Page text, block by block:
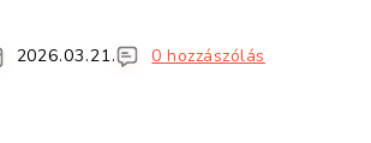
2026.03.21. 0 hozzászólás